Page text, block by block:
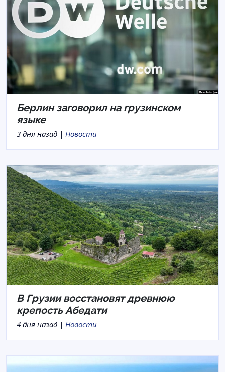
Берлин заговорил на грузинском
языке
3 дня назад | Новости
В Грузии восстановят древнюю
крепость Абедати
4 дня назад | Новости